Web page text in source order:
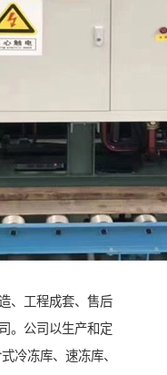
、工程成套、售后
。公司以生产和定
冷冻库、速冻库、